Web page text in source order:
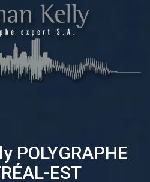
POLYGRAPHE
EST